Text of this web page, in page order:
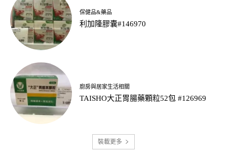
保健品&藥品
利加隆膠囊#146970
廚房與居家生活相關
TAISHO大正胃腸藥顆粒52包 #126969
裝載更多